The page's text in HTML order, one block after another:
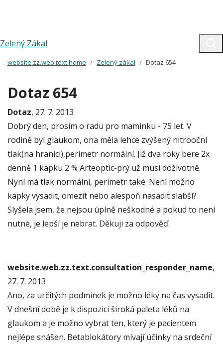
Zelený Zákal
website.zz.web.text.home Zelený zákal Dotaz 654
Dotaz 654
Dotaz, 27. 7. 2013
Dobrý den, prosím o radu pro maminku - 75 let. V
rodině byl glaukom, ona měla lehce zvýšený nitrooční
tlak(na hranici),perimetr normální. Již dva roky bere 2x
denně 1 kapku 2 % Arteoptic-prý už musí doživotně.
Nyní má tlak normální, perimetr také. Není možno
kapky vysadit, omezit nebo alespoň nasadit slabší?
Slyšela jsem, že nejsou úplně neškodné a pokud to není
nutné, je lepší je nebrat. Děkuji za odpověď.
website.web.zz.text.consultation_responder_name,
27. 7. 2013
Ano, za určitých podmínek je možno léky na čas vysadit.
V dnešní době je k dispozici široká paleta léků na
glaukom a je možno vybrat ten, který je pacientem
nejlépe snášen. Betablokátory mívají účinky na srdeční